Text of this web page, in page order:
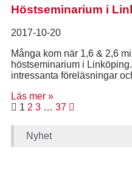
Höstseminarium i
2017-10-20
Många kom när 1,6 & 2,6
höstseminarium i
intressanta föreläsningar
Läs mer »
1 2 3 … 37
Nyhet